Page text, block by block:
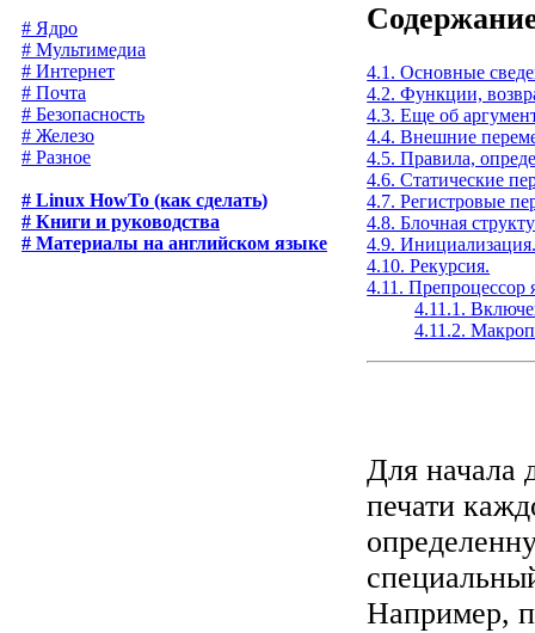
# Ядро
# Мультимедиа
# Интернет
# Почта
# Безопасность
# Железо
# Разное
# Linux HowTo (как сделать)
# Книги и руководства
# Материалы на английском языке
4.1. Основные
4.2. Функции,
4.3. Еще об
4.4. Внешние
4.5. Правила,
4.6. Статические
4.7. Регистровые
4.8. Блочная
4.9.
4.10. Рекурсия.
4.11. Препроцессор
4.11.1.
4.11.2.
Для начала
печати
Например,